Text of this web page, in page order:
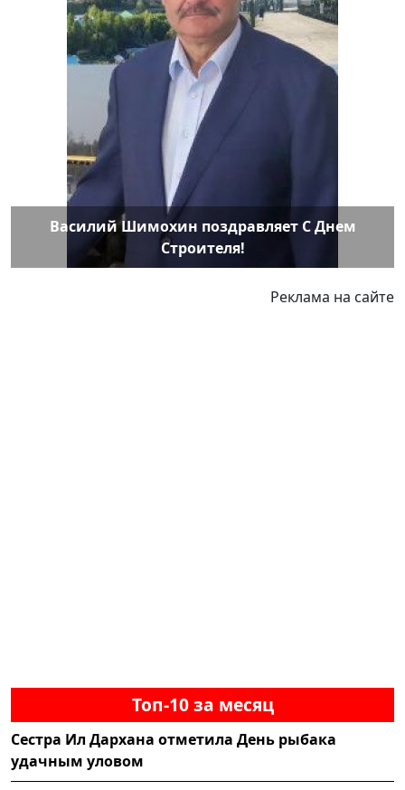
Василий Шимохин поздравляет С Днем
Строителя!
Реклама на сайте
Топ-10 за месяц
Сестра Ил Дархана отметила День рыбака
удачным уловом